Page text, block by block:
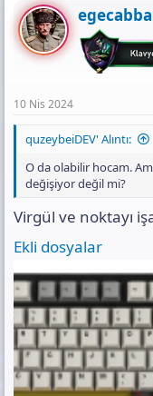
10 Nis 2024
quzeybeiDEV' Alıntı:
O da olabilir hocam.
değişiyor değil mi?
Virgül ve noktayı
Ekli dosyalar